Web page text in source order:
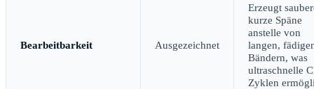
Bearbeitbarkeit Ausgezeichnet
Erzeugt
kurze Späne
anstelle von
langen,
Bändern, was
ultraschnelle
Zyklen